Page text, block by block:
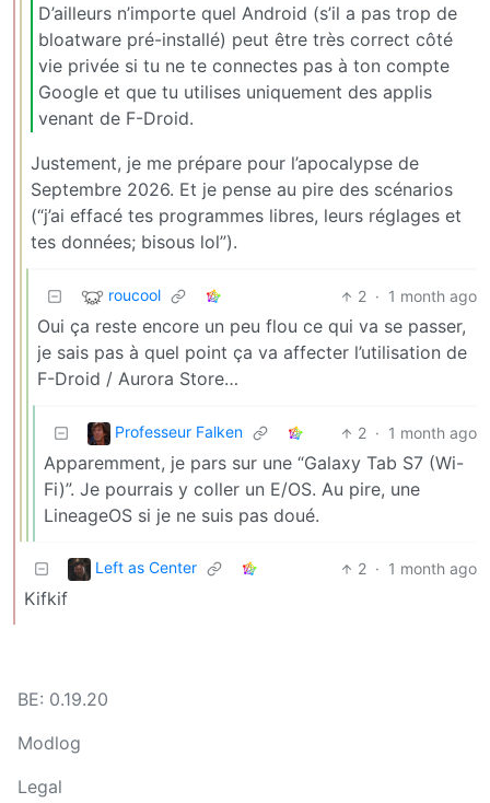
D’ailleurs n’importe quel Android (s’il a pas trop de
bloatware pré-installé) peut être très correct côté
vie privée si tu ne te connectes pas à ton compte
Google et que tu utilises uniquement des applis
venant de F-Droid.
Justement, je me prépare pour l’apocalypse de
Septembre 2026. Et je pense au pire des scénarios
(“j’ai effacé tes programmes libres, leurs réglages et
tes données; bisous lol”).
roucool 2 · 1 month ago
Oui ça reste encore un peu flou ce qui va se passer,
je sais pas à quel point ça va affecter l’utilisation de
F-Droid / Aurora Store…
Professeur Falken 2 · 1 month ago
Apparemment, je pars sur une “Galaxy Tab S7 (Wi-
Fi)”. Je pourrais y coller un E/OS. Au pire, une
LineageOS si je ne suis pas doué.
Left as Center 2 · 1 month ago
Kifkif
BE: 0.19.20
Modlog
Legal